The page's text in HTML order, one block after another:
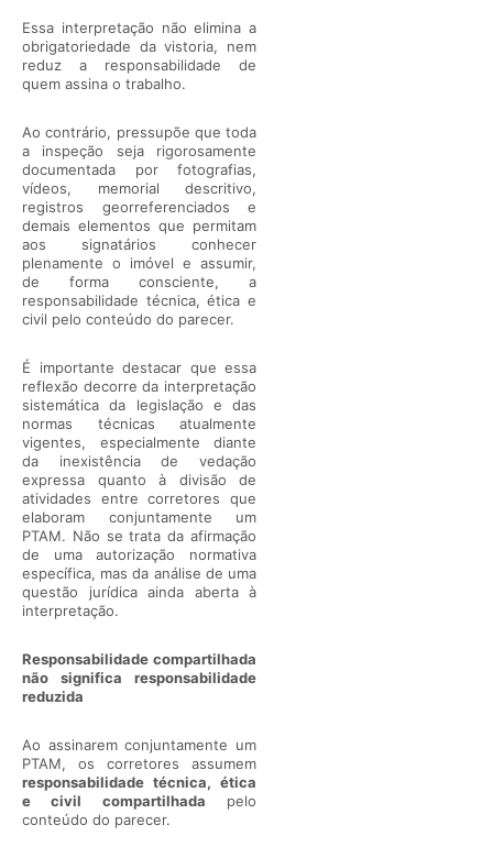
Essa interpretação não elimina a
obrigatoriedade da vistoria, nem
reduz a responsabilidade de
quem assina o trabalho.
Ao contrário, pressupõe que toda
a inspeção seja rigorosamente
documentada por fotografias,
vídeos, memorial descritivo,
registros georreferenciados e
demais elementos que permitam
aos signatários conhecer
plenamente o imóvel e assumir,
de forma consciente, a
responsabilidade técnica, ética e
civil pelo conteúdo do parecer.
É importante destacar que essa
reflexão decorre da interpretação
sistemática da legislação e das
normas técnicas atualmente
vigentes, especialmente diante
da inexistência de vedação
expressa quanto à divisão de
atividades entre corretores que
elaboram conjuntamente um
PTAM. Não se trata da afirmação
de uma autorização normativa
específica, mas da análise de uma
questão jurídica ainda aberta à
interpretação.
Responsabilidade compartilhada
não significa responsabilidade
reduzida
Ao assinarem conjuntamente um
PTAM, os corretores assumem
responsabilidade técnica, ética
e civil compartilhada pelo
conteúdo do parecer.